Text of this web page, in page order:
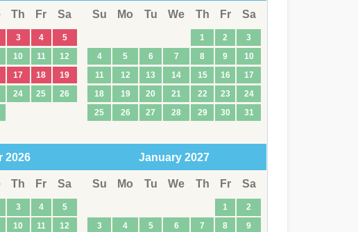
Th Fr Sa
3 4
5
10 11
12
17 18
19
24 25
26
Su Mo Tu We Th Fr Sa
1 2
3
4
5 6 7 8 9
10
11
12 13 14 15 16
17
18
19 20 21 22 23
24
25
26 27 28 29 30 31
2026
Th Fr Sa
3 4
5
10 11
12
January 2027
Su Mo Tu We Th Fr Sa
1
2
3
4 5 6 7 8
9